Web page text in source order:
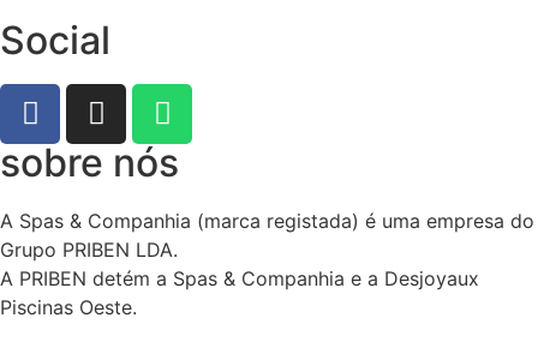
sobre nós
A Spas & Companhia (marca registada) é uma empresa do
Grupo PRIBEN LDA.
A PRIBEN detém a Spas & Companhia e a Desjoyaux
Piscinas Oeste.
Social